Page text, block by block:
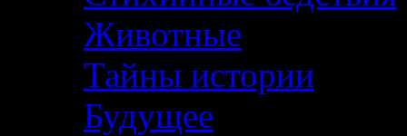
Животные
Тайны истории
Будущее